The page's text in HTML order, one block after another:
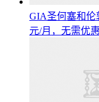
GIA圣何塞和伦
元/月，无需优